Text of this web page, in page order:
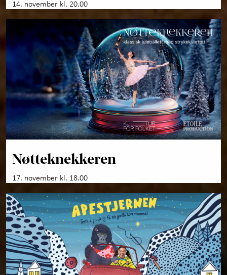
14. november kl. 20.00
Nøtteknekkeren
17. november kl. 18.00